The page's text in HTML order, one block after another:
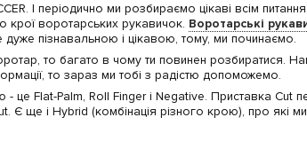
І періодично ми розбираємо цікаві всім
воротарських рукавичок. Воротарські
дуже пізнавальною і цікавою, тому, ми починаємо.
то багато в чому ти повинен розбиратися.
то зараз ми тобі з радістю допоможемо.
- це Flat-Palm, Roll Finger і Negative. Приставка Cut
Є ще і Hybrid (комбінація різного крою), про які